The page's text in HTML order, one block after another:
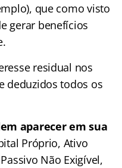
que como visto
gerar benefícios
residual nos
deduzidos todos os
aparecer em sua
Próprio, Ativo
Não Exigível,